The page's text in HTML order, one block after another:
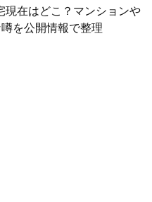
現在はどこ？マンションや
を公開情報で整理